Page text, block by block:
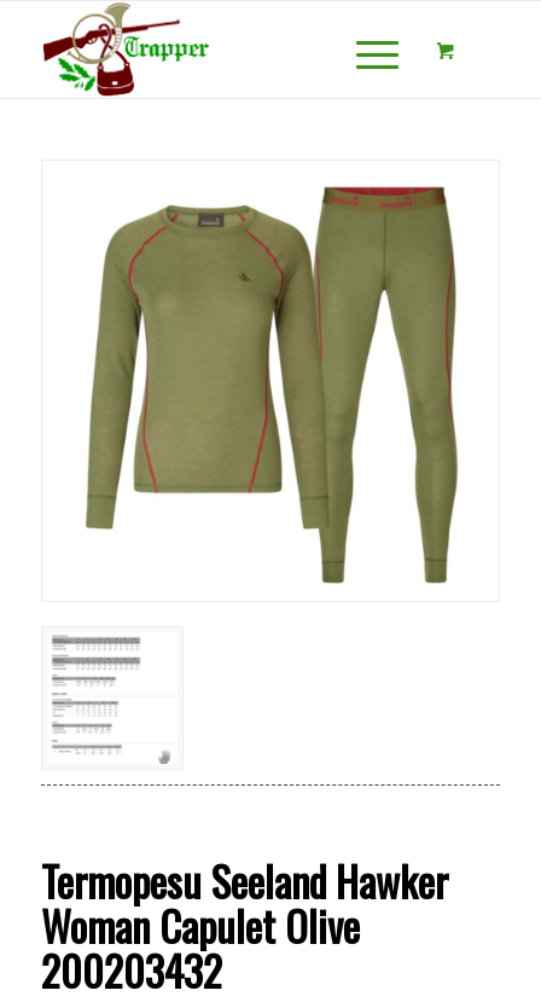
Termopesu Seeland Hawker
Woman Capulet Olive
200203432